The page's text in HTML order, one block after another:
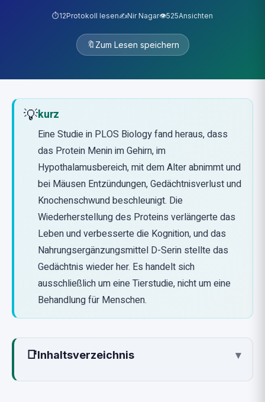
⏱️12Protokoll lesen✍️Nir Nagar👁️525Ansichten
🔖 Zum Lesen speichern
💡kurz
Eine Studie in PLOS Biology fand heraus, dass
das Protein Menin im Gehirn, im
Hypothalamusbereich, mit dem Alter abnimmt und
bei Mäusen Entzündungen, Gedächtnisverlust und
Knochenschwund beschleunigt. Die
Wiederherstellung des Proteins verlängerte das
Leben und verbesserte die Kognition, und das
Nahrungsergänzungsmittel D-Serin stellte das
Gedächtnis wieder her. Es handelt sich
ausschließlich um eine Tierstudie, nicht um eine
Behandlung für Menschen.
📑Inhaltsverzeichnis ▾